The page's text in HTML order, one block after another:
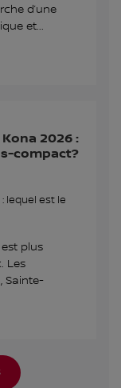
d’une
et...
2026 :
compact?
plus
Les
Sainte-